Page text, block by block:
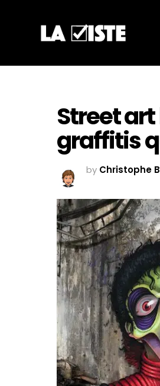
Street
graffitis
by Christophe